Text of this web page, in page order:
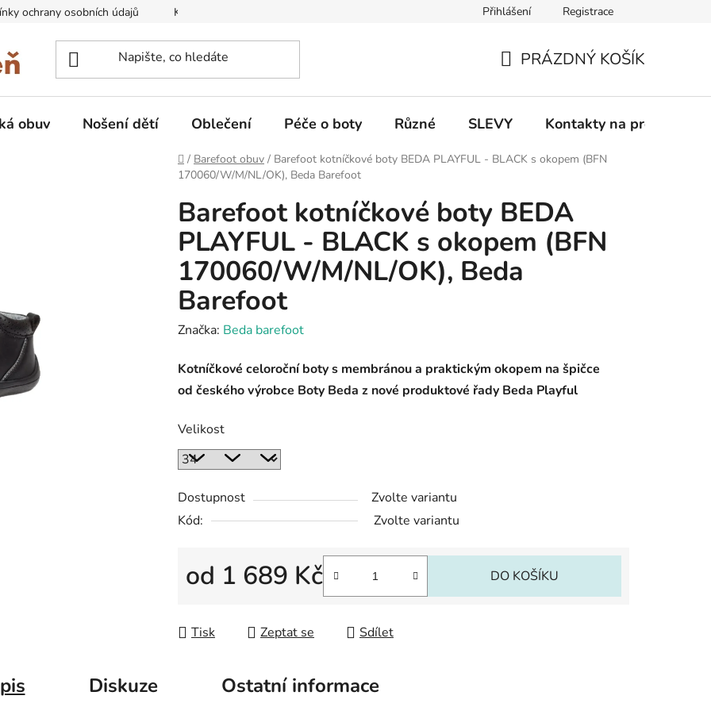
ochrany osobních údajů Kontakty na prodejny Informace k on-line platbám Odstoupení od
Přihlášení Registrace
KOŠÍK
PRÁZDNÝ KOŠÍK
obuv Nošení dětí Oblečení Péče o boty Různé SLEVY Kontakty na prodejny
Domů
/ Barefoot obuv / Barefoot kotníčkové boty BEDA PLAYFUL - BLACK s okopem (BFN
170060/W/M/NL/OK), Beda Barefoot
Barefoot kotníčkové boty BEDA
PLAYFUL - BLACK s okopem (BFN
170060/W/M/NL/OK), Beda
Barefoot
Značka: Beda barefoot
Kotníčkové celoroční boty s membránou a praktickým okopem na špičce
od českého výrobce Boty Beda z nové produktové řady Beda Playful
Velikost
Dostupnost
Zvolte variantu
Kód:
Zvolte variantu
od 1 689 Kč DO KOŠÍKU
Tisk Zeptat se Sdílet
Diskuze Ostatní informace